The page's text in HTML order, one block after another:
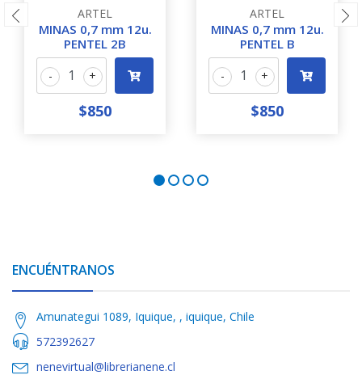
ARTEL
MINAS 0,7 mm 12u.
PENTEL 2B
+
-
$850
ARTEL
MINAS 0,7 mm 12u.
PENTEL B
+
-
$850
ENCUÉNTRANOS
Amunategui 1089, Iquique, , iquique, Chile
572392627
nenevirtual@librerianene.cl